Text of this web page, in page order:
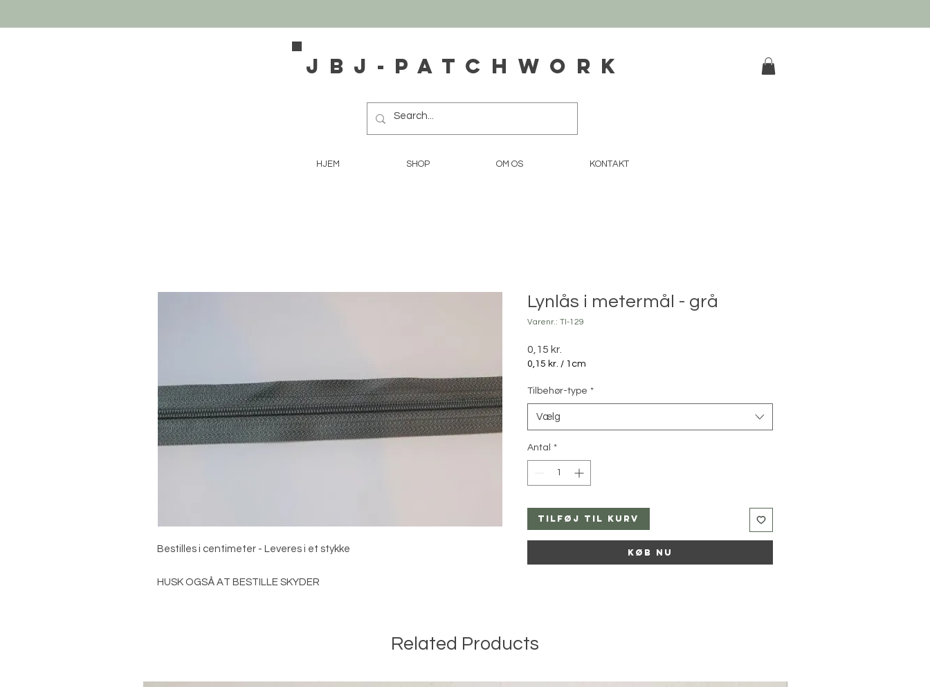
JBJ-Patchwork
HJEM SHOP OM OS KONTAKT
Bestilles i centimeter - Leveres i et stykke
HUSK OGSÅ AT BESTILLE SKYDER
Lynlås i metermål - grå
Varenr.: TI-129
0,15 kr.
0,15 kr. / 1cm
pr.
1
Centimeter
Tilbehør-type *
Vælg
Antal *
Tilføj til kurv
Køb nu
Related Products